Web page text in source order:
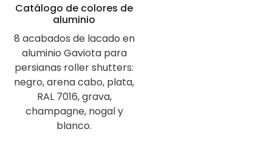
Catálogo de colores de
aluminio
8 acabados de lacado en
aluminio Gaviota para
persianas roller shutters:
negro, arena cabo, plata,
RAL 7016, grava,
champagne, nogal y
blanco.